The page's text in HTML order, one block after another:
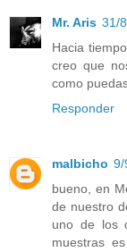
Mr. Aris 31/
Hacia
creo que
como
Responder
malbicho 9/
bueno, en
de nuestro
uno de los
muestras